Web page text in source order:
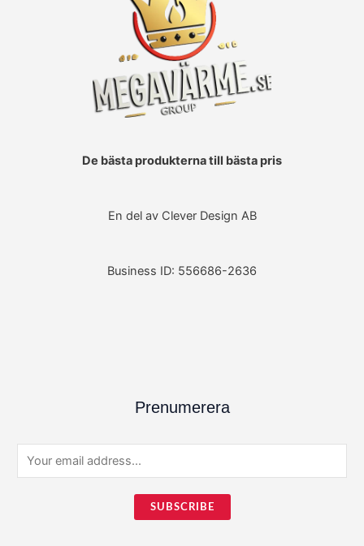
De bästa produkterna till bästa pris
En del av Clever Design AB
Business ID: 556686-2636
Prenumerera
m
SUBSCRIBE